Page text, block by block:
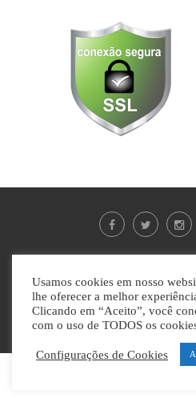
Divino Guia © Todos os
Marketing Digital
Usamos cookies em nosso
lhe oferecer a melhor
Clicando em “Aceito”, você
com o uso de TODOS os
Configurações de Cookies